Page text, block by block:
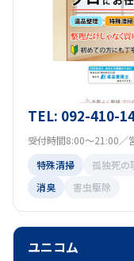
TEL: 092-410-
受付時間8:00～21:00／
特殊清掃
孤独死の
消臭
害虫駆除
ユニコム